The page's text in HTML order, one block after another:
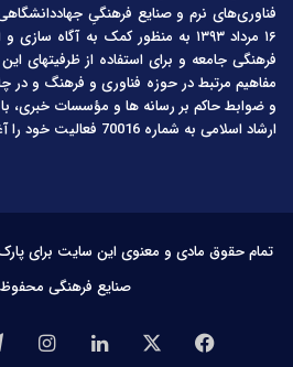
فناوری‌های نرم و صنایع فرهنگیِ
۱۶ مرداد ۱۳۹۳ به منظور کمک به آگاه
فرهنگی جامعه و برای استفاده از ظرفیتهای
مفاهیم مرتبط در حوزه فناوری و فرهنگ و
و ضوابط حاکم بر رسانه ها و مؤسسات خبری،
ارشاد اسلامی به شماره 70016 فعالیت خود را آغاز کرده است.
تمام حقوق مادی و معنوی این سایت برای
صنایع فرهنگی
فیس لینکدین